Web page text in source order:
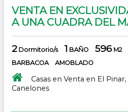
VENTA EN
A UNA CUADRA DEL
2 Dormitorio/s 1 BAÑO 596M2
BARBACOA
AMOBLADO
Casas en Venta en El
Canelones